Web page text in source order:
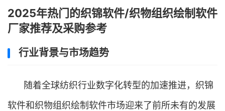
2025年热门的织锦软件/织物组织绘制软件
厂家推荐及采购参考
行业背景与市场趋势
随着全球纺织行业数字化转型的加速推进，织锦
软件和织物组织绘制软件市场迎来了前所未有的发展